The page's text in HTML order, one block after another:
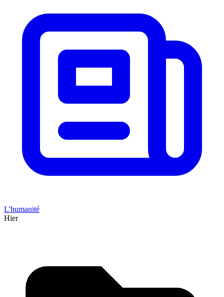
L'humanité
Hier